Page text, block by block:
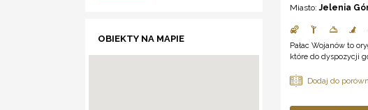
OBIEKTY NA MAPIE
Miasto:Jelenia
Pałac Wojanów to
które do dyspozycji